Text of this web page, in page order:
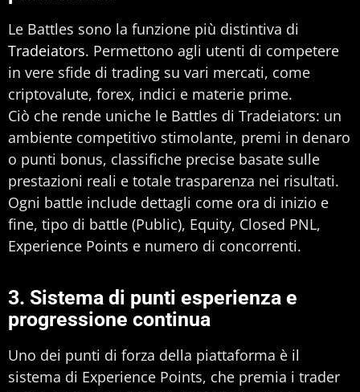
Le Battles sono la funzione più distintiva di
Tradeiators. Permettono agli utenti di competere
in vere sfide di trading su vari mercati, come
criptovalute, forex, indici e materie prime.
Ciò che rende uniche le Battles di Tradeiators: un
ambiente competitivo stimolante, premi in denaro
o punti bonus, classifiche precise basate sulle
prestazioni reali e totale trasparenza nei risultati.
Ogni battle include dettagli come ora di inizio e
fine, tipo di battle (Public), Equity, Closed PNL,
Experience Points e numero di concorrenti.
3. Sistema di punti esperienza e
progressione continua
Uno dei punti di forza della piattaforma è il
sistema di Experience Points, che premia i trader